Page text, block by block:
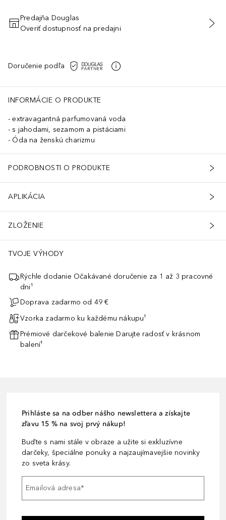
PRIDAŤ DO KOŠÍKA
Predajňa Douglas
Overiť dostupnosť na predajni
Doručenie podľa
INFORMÁCIE O PRODUKTE
extravagantná parfumovaná voda
s jahodami, sezamom a pistáciami
Óda na ženskú charizmu
PODROBNOSTI O PRODUKTE
APLIKÁCIA
ZLOŽENIE
TVOJE VÝHODY
Rýchle dodanie Očakávané doručenie za 1 až 3 pracovné
dni¹
Doprava zadarmo od 49 €
Vzorka zadarmo ku každému nákupu¹
Prémiové darčekové balenie Darujte radosť v krásnom
balení¹
Prihláste sa na odber nášho newslettera a získajte
zľavu 15 % na svoj prvý nákup!
Buďte s nami stále v obraze a užite si exkluzívne
darčeky, špeciálne ponuky a najzaujímavejšie novinky
zo sveta krásy.
Emailová adresa*